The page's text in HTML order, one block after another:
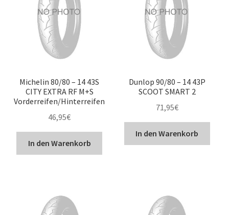
Michelin 80/80 – 14 43S
CITY EXTRA RF M+S
Vorderreifen/Hinterreifen
46,95€
In den Warenkorb
Dunlop 90/80 – 14 43P
SCOOT SMART 2
71,95€
In den Warenkorb